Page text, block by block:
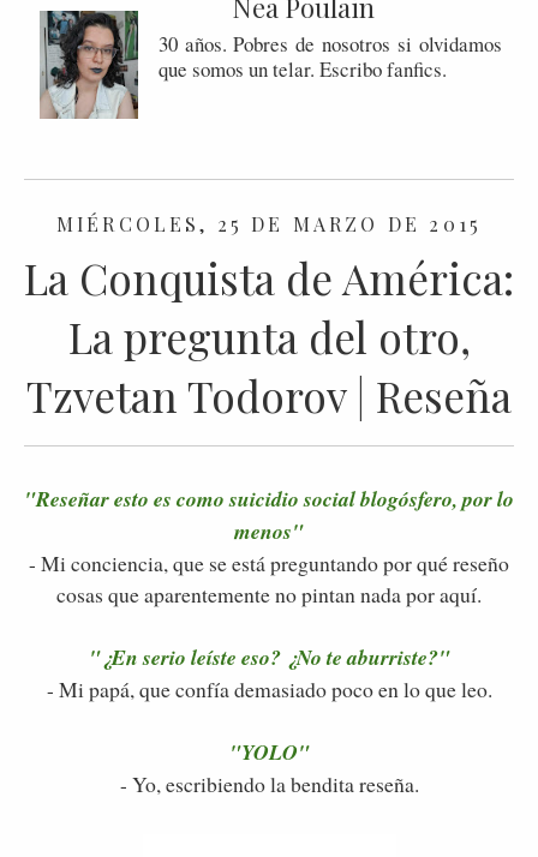
30 años. Pobres de nosotros si olvidamos
que somos un telar. Escribo fanfics.
MIÉRCOLES, 25 DE MARZO DE 2015
La Conquista de América:
La pregunta del otro,
Tzvetan Todorov | Reseña
"Reseñar esto es como suicidio social blogósfero, por lo
menos"
- Mi conciencia, que se está preguntando por qué reseño
cosas que aparentemente no pintan nada por aquí.
"¿En serio leíste eso? ¿No te aburriste?"
- Mi papá, que confía demasiado poco en lo que leo.
"YOLO"
- Yo, escribiendo la bendita reseña.